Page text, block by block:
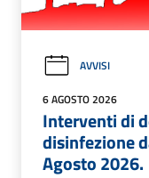
AVVISI
6 AGOSTO 2026
Interventi di
disinfezione
Agosto 2026.